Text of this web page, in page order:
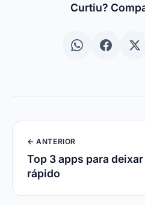
Curtiu?
← ANTERIOR
Top 3 apps para
rápido